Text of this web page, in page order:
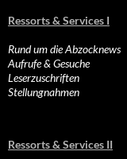
Ressorts & Services I
Rund um die Abzocknews
Aufrufe & Gesuche
Leserzuschriften
Stellungnahmen
Ressorts & Services II